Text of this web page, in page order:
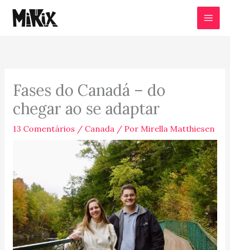
para
Fases do Canadá – do
chegar ao se adaptar
13 Comentários / Canada/ Por Mirella Matthiesen